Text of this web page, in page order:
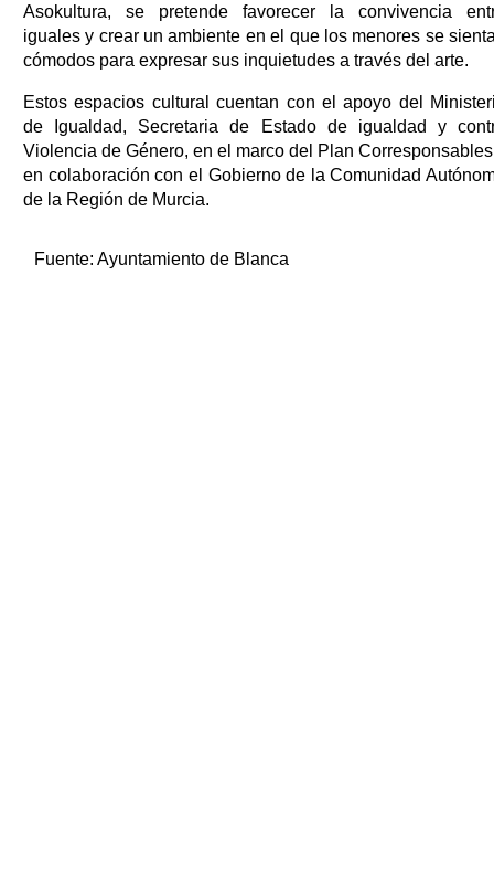
Asokultura, se pretende favorecer la convivencia
iguales y crear un ambiente en el que los menores se
cómodos para expresar sus inquietudes a través del arte.
Estos espacios cultural cuentan con el apoyo del
de Igualdad, Secretaria de Estado de igualdad y
Violencia de Género, en el marco del Plan
en colaboración con el Gobierno de la Comunidad
de la Región de Murcia.
Fuente: Ayuntamiento de Blanca